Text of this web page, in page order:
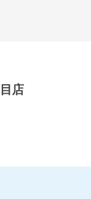
店